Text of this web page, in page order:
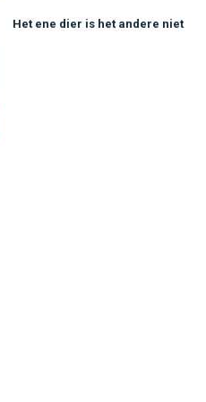
Het ene dier is het andere niet